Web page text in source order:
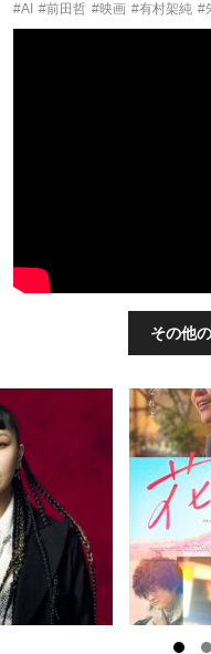
#AI #前田哲 #映画 #有村架純 #
その他